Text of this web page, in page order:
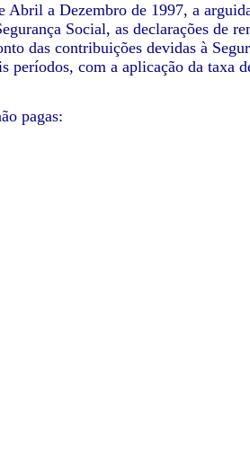
Abril a Dezembro de 1997, a
Social, as declarações de
das contribuições devidas à
períodos, com a aplicação da taxa
pagas: